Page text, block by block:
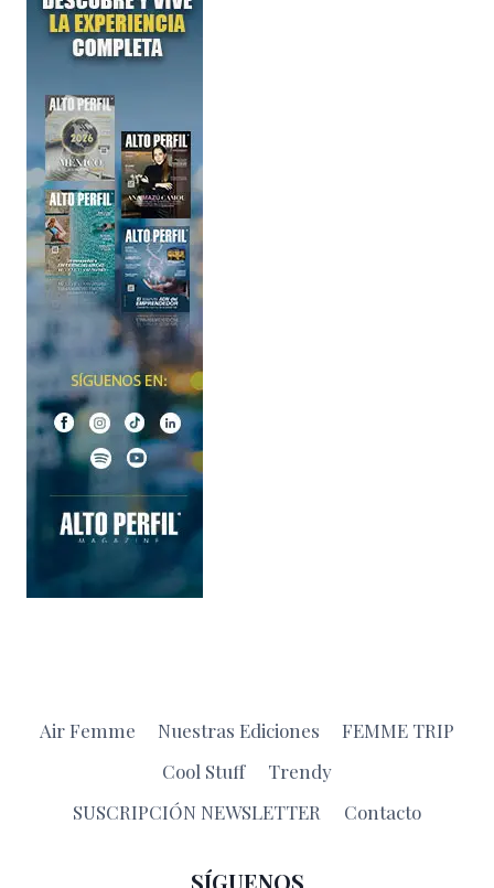
Air Femme Nuestras Ediciones
FEMME TRIP
Cool Stuff
Trendy
SUSCRIPCIÓN NEWSLETTER
Contacto